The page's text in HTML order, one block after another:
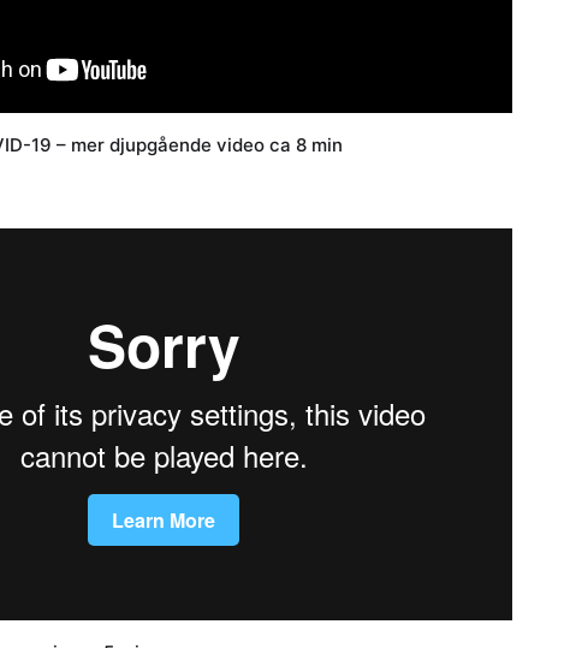
19 – mer djupgående video ca 8 min